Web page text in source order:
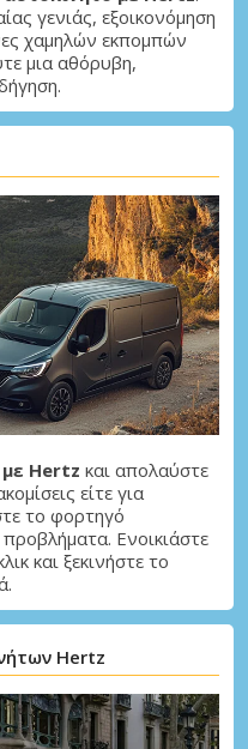
αποκλειστικές
γενιάς, εξοικονόμηση
χαμηλών εκπομπών
μια αθόρυβη,
Hertz και απολαύστε
είτε για
το φορτηγό
Ενοικιάστε
και ξεκινήστε το
Hertz